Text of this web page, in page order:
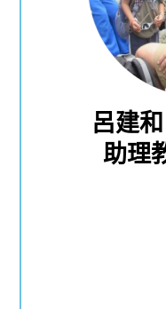
呂建
助理